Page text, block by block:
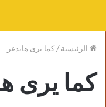
الرئيسية/كما يرى هايدغر
كما يرى